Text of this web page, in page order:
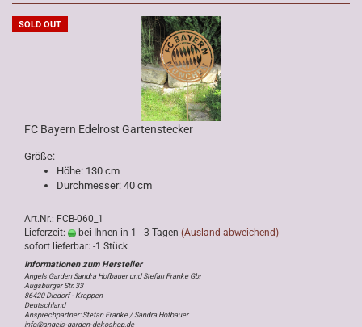
SOLD OUT
FC Bayern Edelrost Gartenstecker
Größe:
Höhe: 130 cm
Durchmesser: 40 cm
Art.Nr.: FCB-060_1
Lieferzeit:
bei Ihnen in 1 - 3 Tagen (Ausland abweichend)
sofort lieferbar: -1 Stück
Angels Garden Sandra Hofbauer und Stefan Franke Gbr
Augsburger Str. 33
86420 Diedorf - Kreppen
Deutschland
Ansprechpartner: Stefan Franke / Sandra Hofbauer
info@angels-garden-dekoshop.de